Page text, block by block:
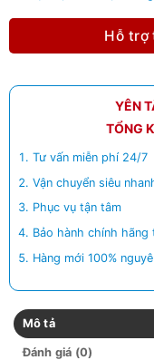
Hỗ trợ
YÊN
TỔNG
Tư vấn miễn phí 24/7
Vận chuyển siêu
Phục vụ tận tâm
Bảo hành chính
Hàng mới 100%
Mô tả
Đánh giá (0)